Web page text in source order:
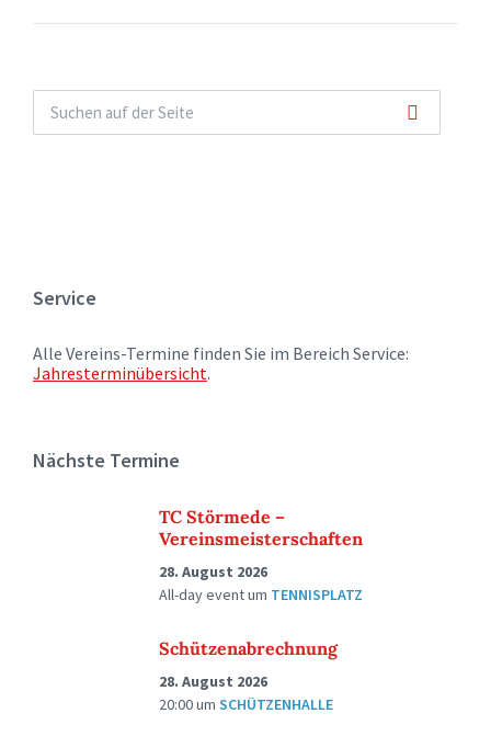
Service
Alle Vereins-Termine finden Sie im Bereich Service:
Jahresterminübersicht.
Nächste Termine
TC Störmede –
Vereinsmeisterschaften
28. August 2026
All-day eventum TENNISPLATZ
Schützenabrechnung
28. August 2026
20:00um SCHÜTZENHALLE